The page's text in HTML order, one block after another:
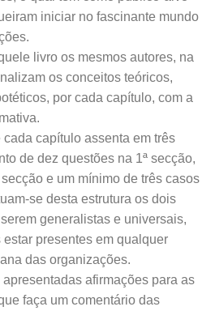
iniciar no fascinante mundo
livro os mesmos autores, na
os conceitos teóricos,
por cada capítulo, com a
cada capítulo assenta em três
de dez questões na 1ª secção,
e um mínimo de três casos
desta estrutura os dois
generalistas e universais,
presentes em qualquer
das organizações.
afirmações para as
faça um comentário das